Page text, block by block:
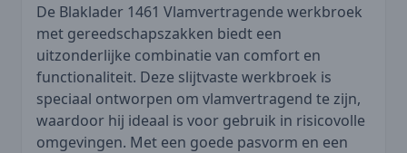
De Blaklader 1461 Vlamvertragende werkbroek
met gereedschapszakken biedt een
uitzonderlijke combinatie van comfort en
functionaliteit. Deze slijtvaste werkbroek is
speciaal ontworpen om vlamvertragend te zijn,
waardoor hij ideaal is voor gebruik in risicovolle
omgevingen. Met een goede pasvorm en een